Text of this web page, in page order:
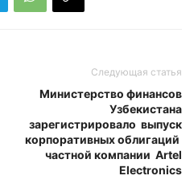
Следующая статья
Министерство финансов
Узбекистана
зарегистрировало выпуск
корпоративных облигаций
частной компании Artel
Electronics